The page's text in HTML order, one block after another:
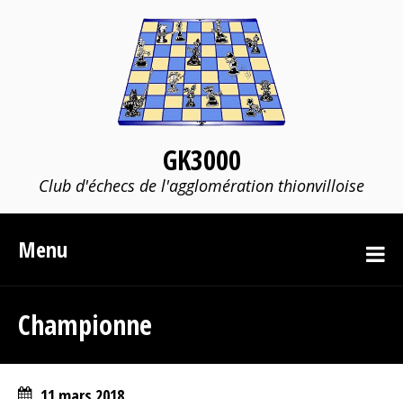
GK3000
Club d'échecs de l'agglomération thionvilloise
Menu
Championne